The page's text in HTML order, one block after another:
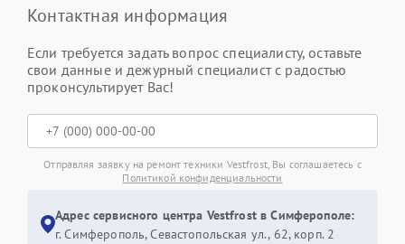
Контактная информация
Если требуется задать вопрос специалисту, оставьте
свои данные и дежурный специалист с радостью
проконсультирует Вас!
Отправляя заявку на ремонт техники Vestfrost, Вы соглашаетесь с
Политикой конфиденциальности
Адрес сервисного центра Vestfrost в Симферополе:
г. Симферополь, Севастопольская ул., 62, корп. 2